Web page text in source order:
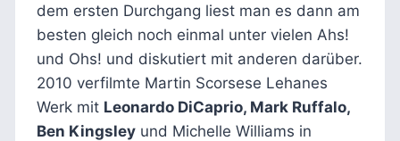
dem ersten Durchgang liest man es dann am
besten gleich noch einmal unter vielen Ahs!
und Ohs! und diskutiert mit anderen darüber.
2010 verfilmte Martin Scorsese Lehanes
Werk mit Leonardo DiCaprio, Mark Ruffalo,
Ben Kingsleyund Michelle Williams in